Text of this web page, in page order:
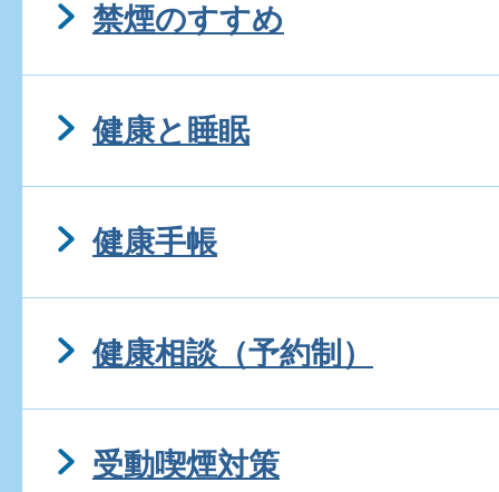
禁煙のすすめ
健康と睡眠
健康手帳
健康相談（予約制）
受動喫煙対策